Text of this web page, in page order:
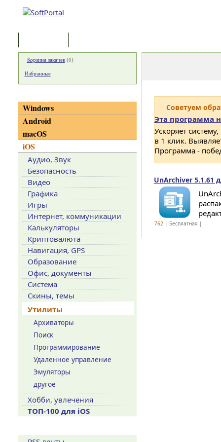
Советуем
Эта программа
Ускоряет
в 1 клик.
Программа -
UnArchiver 5.1.61
762| Бесплатная |
Корзина закачек(0)
Избранные
Windows
Android
macOS
iOS
Аудио, Звук
Безопасность
Видео
Графика
Игры
Интернет, коммуникации
Калькуляторы
Криптовалюта
Навигация, GPS
Образование
Офис, документы
Система
Скины, темы
Утилиты
Архиваторы
Поиск
Программирование
Удаленное управление
Эмуляторы
другое
Хобби, увлечения
ТОП-100 для iOS